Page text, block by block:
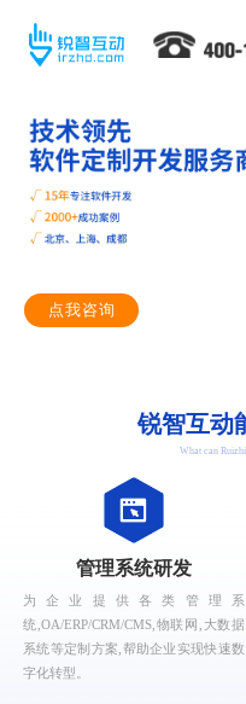
点我咨询
锐智互动
管理系统研发
为企业提供各类管理系
统,OA/ERP/CRM/CMS,物联网,大数据
系统等定制方案,帮助企业实现快速数
字化转型。